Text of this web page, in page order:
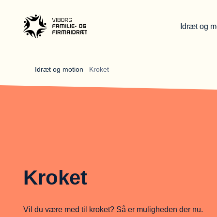
Idræt og
Idræt og motion Kroket
Kroket
Vil du være med til kroket? Så er muligheden der nu.